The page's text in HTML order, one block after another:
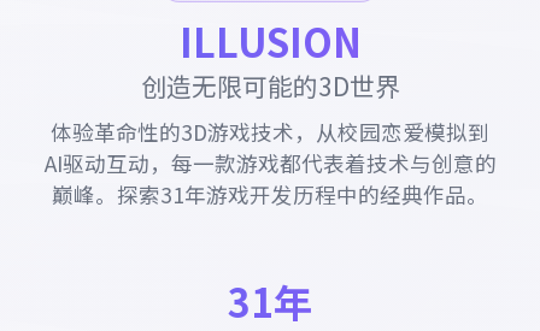
ILLUSION
创造无限可能的3D世界
体验革命性的3D游戏技术，从校园恋爱模拟到
AI驱动互动，每一款游戏都代表着技术与创意的
巅峰。探索31年游戏开发历程中的经典作品。
31年